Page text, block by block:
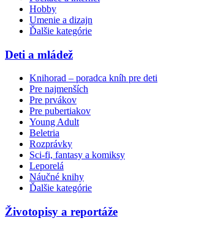
Hobby
Umenie a dizajn
Ďalšie kategórie
Deti a mládež
Knihorad – poradca kníh pre deti
Pre najmenších
Pre prvákov
Pre pubertiakov
Young Adult
Beletria
Rozprávky
Sci-fi, fantasy a komiksy
Leporelá
Náučné knihy
Ďalšie kategórie
Životopisy a reportáže